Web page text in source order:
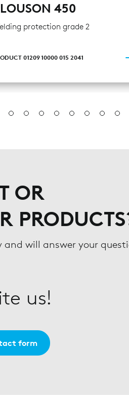
450
protection grade 2
01209 10000 015 2041
OR
will answer your
us!
form